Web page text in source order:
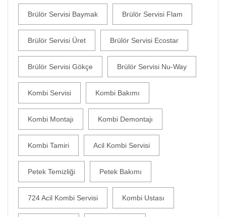
Brülör Servisi Baymak Brülör Servisi Flam
Brülör Servisi Üret Brülör Servisi Ecostar
Brülör Servisi Gökçe Brülör Servisi Nu-Way
Kombi Servisi Kombi Bakımı
Kombi Montajı Kombi Demontajı
Kombi Tamiri Acil Kombi Servisi
Petek Temizliği Petek Bakımı
724 Acil Kombi Servisi Kombi Ustası